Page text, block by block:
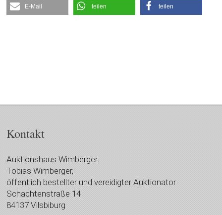
E-Mail teilen teilen
Kontakt
Auktionshaus Wimberger
Tobias Wimberger,
öffentlich bestellter und vereidigter Auktionator
Schachtenstraße 14
84137 Vilsbiburg